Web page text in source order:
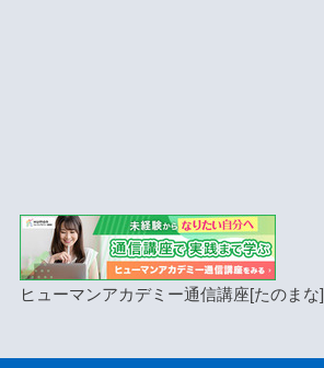
ヒューマンアカデミー通信講座[たのまな]